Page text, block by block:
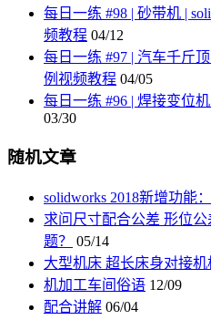
每日一练 #98 | 砂带机 |
频教程 04/12
每日一练 #97 | 汽车千斤
例视频教程 04/05
每日一练 #96 | 焊接变位
03/30
随机文章
solidworks 2018新增功能
求问尺寸配合公差 形位
题？
05/14
大型机床 超长床身对接机
机加工车间俗语 12/09
配合讲解 06/04